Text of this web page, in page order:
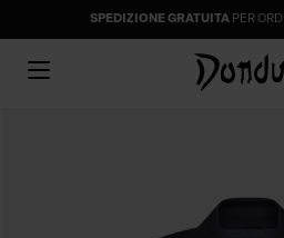
SPEDIZIONE GRATUITAPER